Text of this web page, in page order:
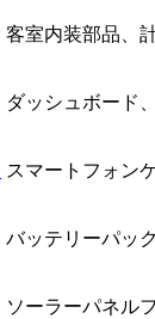
客室内装部品、
ダッシュボード
スマートフォン
バッテリーパッ
ソーラーパネル